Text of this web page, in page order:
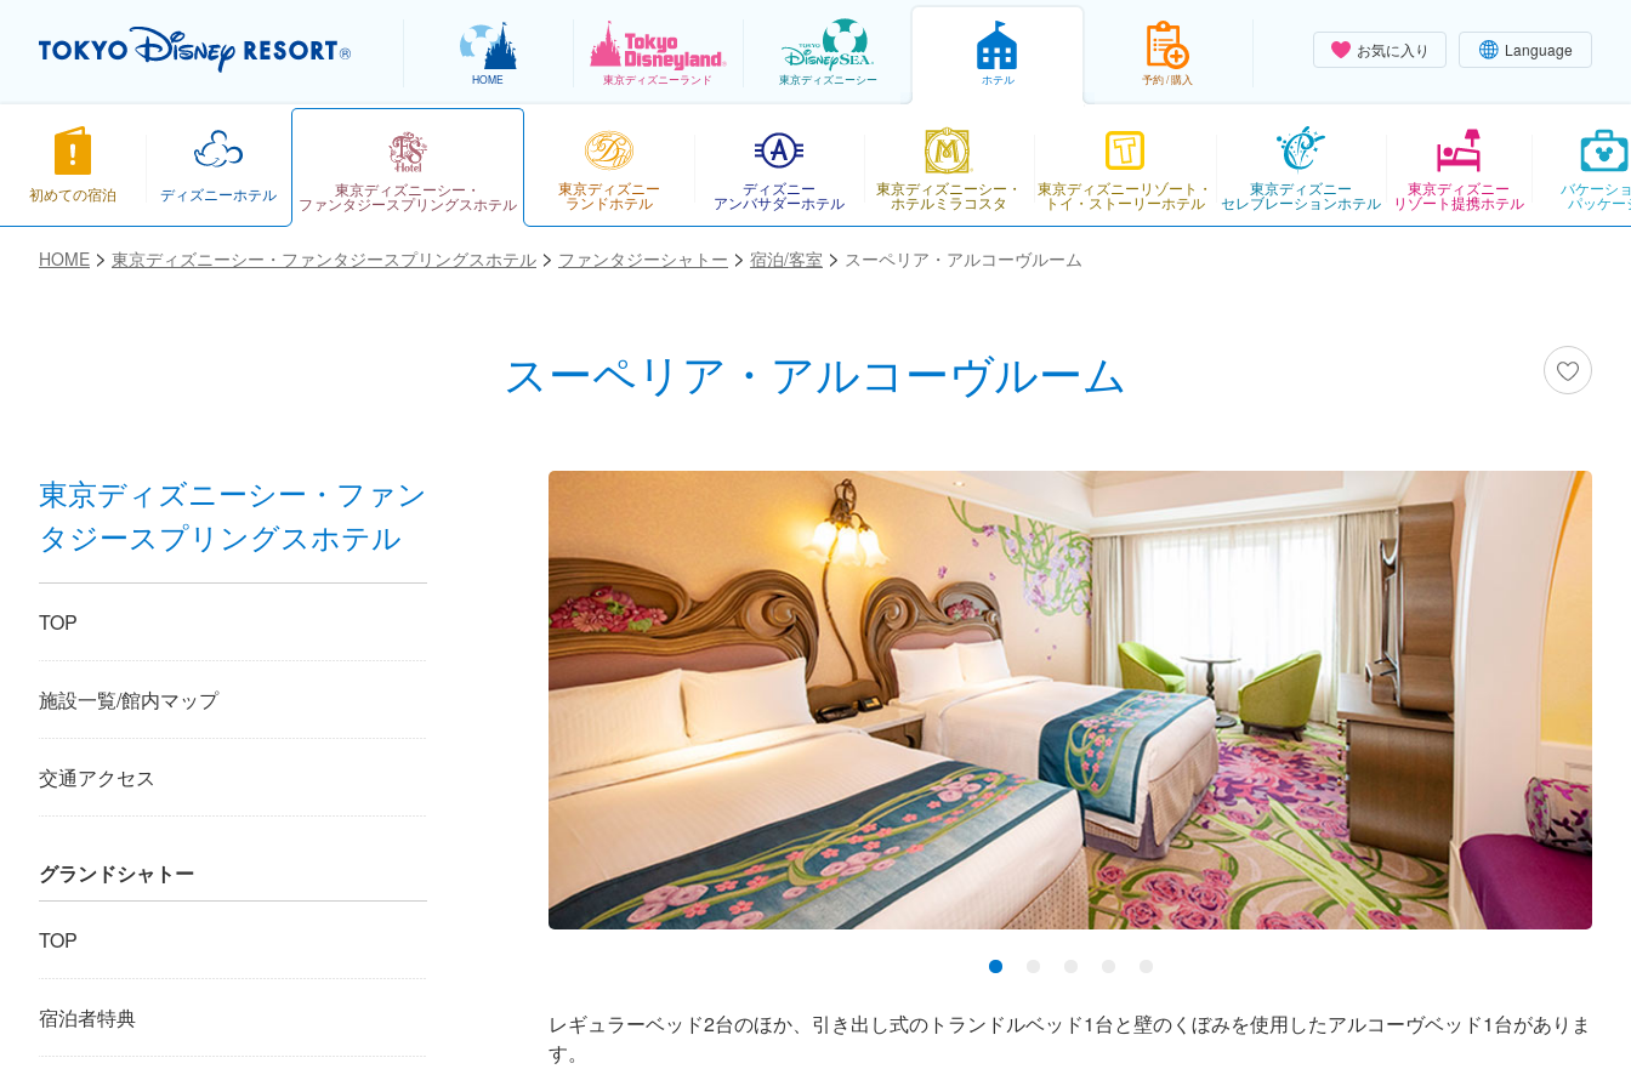
お気に入り Language
HOME 東京ディズニーランド 東京ディズニーシー ホテル 予約 / 購入
初めての宿泊 ディズニーホテル 東京ディズニーシー・
ファンタジースプリングスホテル
東京ディズニー
ランドホテル
ディズニー
アンバサダーホテル
東京ディズニーシー・
ホテルミラコスタ
東京ディズニーリゾート・
トイ・ストーリーホテル
東京ディズニー
セレブレーションホテル
東京ディズニー
リゾート提携ホテル
バケーシ
パッケー
HOME 東京ディズニーシー・ファンタジースプリングスホテル ファンタジーシャトー 宿泊/客室 スーペリア・アルコーヴルーム
スーペリア・アルコーヴルーム
レギュラーベッド2台のほか、引き出し式のトランドルベッド1台と壁のくぼみを使用したアルコーヴベッド1台がありま
す。
東京ディズニーシー・ファン
タジースプリングスホテル
TOP
施設一覧/館内マップ
交通アクセス
グランドシャトー
TOP
宿泊者特典